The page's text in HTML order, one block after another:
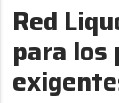
Red
para los